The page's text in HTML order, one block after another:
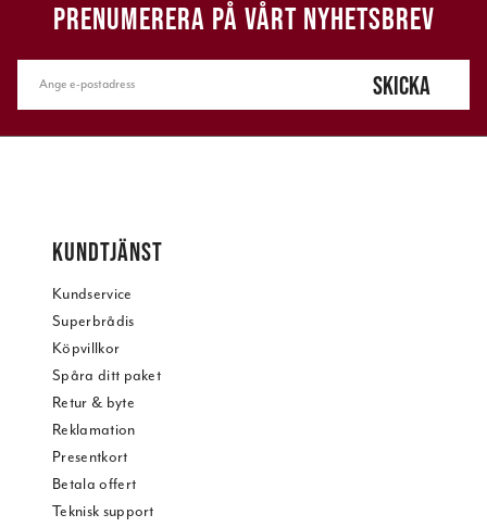
PRENUMERERA PÅ VÅRT NYHETSBREV
SKICKA
KUNDTJÄNST
Kundservice
Superbrådis
Köpvillkor
Spåra ditt paket
Retur & byte
Reklamation
Presentkort
Betala offert
Teknisk support